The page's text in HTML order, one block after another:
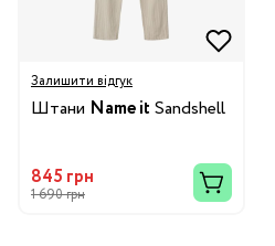
Залишити відгук
Штани Name it Sandshell
845 грн
1 690 грн